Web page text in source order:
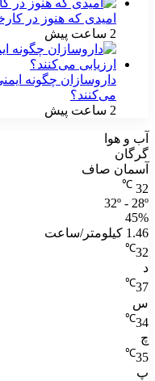
امیدی که هنوز در
2 ساعت پیش
داروسازان چگونه
می‌کنند؟
2 ساعت پیش
آب و هوا
گرگان
آسمان صاف
32
℃
32º - 28º
45%
1.46 کیلومتر/ساعت
32
℃
د
37
℃
س
34
℃
چ
35
℃
پ